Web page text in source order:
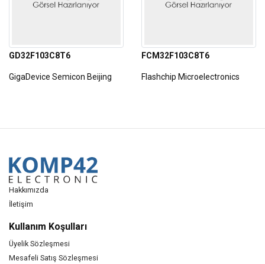
GD32F103C8T6
GigaDevice Semicon Beijing
FCM32F103C8T6
Flashchip Microelectronics
Hakkımızda
İletişim
Kullanım Koşulları
Üyelik Sözleşmesi
Mesafeli Satış Sözleşmesi